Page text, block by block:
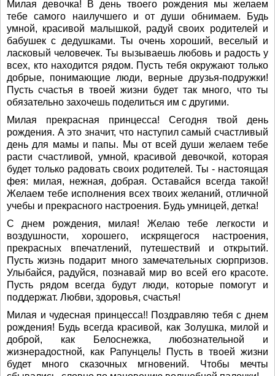
Милая девочка! В день твоего рождения мы желаем
тебе самого наилучшего и от души обнимаем. Будь
умной, красивой малышкой, радуй своих родителей и
бабушек с дедушками. Ты очень хороший, веселый и
ласковый человечек. Ты вызываешь любовь и радость у
всех, кто находится рядом. Пусть тебя окружают только
добрые, понимающие люди, верные друзья-подружки!
Пусть счастья в твоей жизни будет так много, что ты
обязательно захочешь поделиться им с другими.
Милая прекрасная принцесса! Сегодня твой день
рождения. А это значит, что наступил самый счастливый
день для мамы и папы. Мы от всей души желаем тебе
расти счастливой, умной, красивой девочкой, которая
будет только радовать своих родителей. Ты - настоящая
фея: милая, нежная, добрая. Оставайся всегда такой!
Желаем тебе исполнения всех твоих желаний, отличной
учебы и прекрасного настроения. Будь умницей, детка!
С днем рождения, милая! Желаю тебе легкости и
воздушности, хорошего, искрящегося настроения,
прекрасных впечатлений, путешествий и открытий.
Пусть жизнь подарит много замечательных сюрпризов.
Улыбайся, радуйся, познавай мир во всей его красоте.
Пусть рядом всегда будут люди, которые помогут и
поддержат. Любви, здоровья, счастья!
Милая и чудесная принцесса!! Поздравляю тебя с днем
рождения! Будь всегда красивой, как Золушка, милой и
доброй, как Белоснежка, любознательной и
жизнерадостной, как Рапунцель! Пусть в твоей жизни
будет много сказочных мгновений. Чтобы мечты